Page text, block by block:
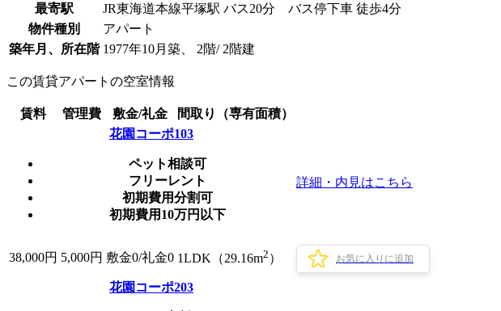
最寄駅
JR東海道本線平塚駅 バス20分 バス停下車 徒歩4分
物件種別
アパート
築年月、所在階 1977年10月築、 2階/ 2階建
この賃貸アパートの空室情報
賃料 管理費 敷金/礼金
間取り（専有面積）
花園コーポ103
ペット相談可
フリーレント
初期費用分割可
初期費用10万円以下
詳細・内見はこちら
38,000円 5,000円 敷金0/礼金0 1LDK（29.16m2 ） お気に入りに追加
花園コーポ203